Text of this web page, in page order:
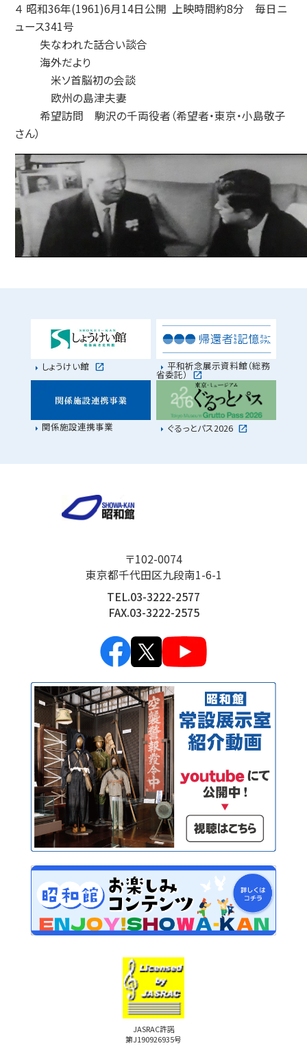
４ 昭和36年(1961)6月14日公開 上映時間約8分 毎日ニ
ュース341号
失なわれた話合い談合
海外だより
米ソ首脳初の会談
欧州の島津夫妻
希望訪問 駒沢の千両役者（希望者・東京・小島敬子
さん）
しょうけい館 平和祈念展示資料館（総務
省委託）
関係施設連携事業 ぐるっとパス2026
〒102-0074
東京都千代田区九段南1-6-1
TEL.03-3222-2577
FAX.03-3222-2575
JASRAC許諾
第J190926935号